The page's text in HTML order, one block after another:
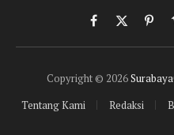
Facebook
X
(Twitter)
Copyright © 2026
Tentang Kami
Redaksi